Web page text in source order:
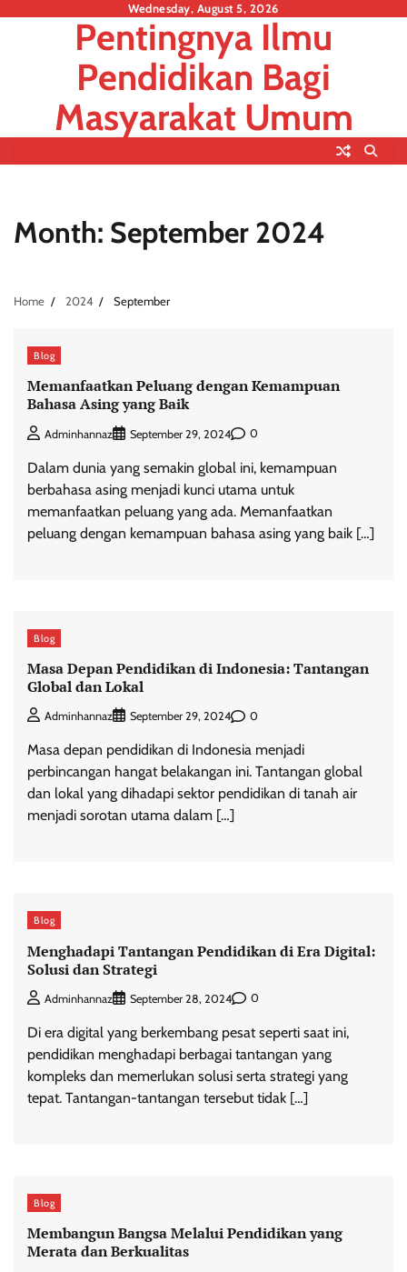
Wednesday, August 5, 2026
Pentingnya Ilmu
Pendidikan Bagi
Masyarakat Umum
Month: September 2024
Home 2024 September
Blog
Memanfaatkan Peluang dengan Kemampuan
Bahasa Asing yang Baik
Adminhannaz September 29, 2024 0
Dalam dunia yang semakin global ini, kemampuan
berbahasa asing menjadi kunci utama untuk
memanfaatkan peluang yang ada. Memanfaatkan
peluang dengan kemampuan bahasa asing yang baik […]
Blog
Masa Depan Pendidikan di Indonesia: Tantangan
Global dan Lokal
Adminhannaz September 29, 2024 0
Masa depan pendidikan di Indonesia menjadi
perbincangan hangat belakangan ini. Tantangan global
dan lokal yang dihadapi sektor pendidikan di tanah air
menjadi sorotan utama dalam […]
Blog
Menghadapi Tantangan Pendidikan di Era Digital:
Solusi dan Strategi
Adminhannaz September 28, 2024 0
Di era digital yang berkembang pesat seperti saat ini,
pendidikan menghadapi berbagai tantangan yang
kompleks dan memerlukan solusi serta strategi yang
tepat. Tantangan-tantangan tersebut tidak […]
Blog
Membangun Bangsa Melalui Pendidikan yang
Merata dan Berkualitas